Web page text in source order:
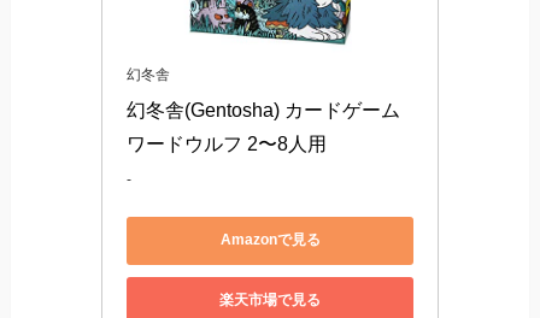
幻冬舎
幻冬舎(Gentosha) カードゲーム
ワードウルフ 2〜8人用
-
Amazonで見る
楽天市場で見る